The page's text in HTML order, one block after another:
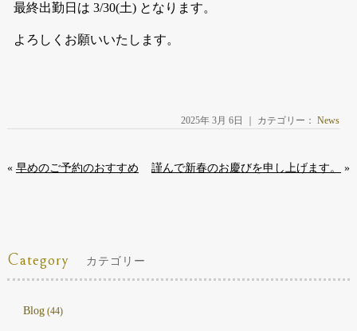
最終出勤日は 3/30(土) となります。
よろしくお願いいたします。
2025年 3月 6日 ｜ カテゴリー：News
« 早めのご予約のおすすめ 謹んで新春のお慶びを申し上げます。 »
Category カテゴリー
Blog(44)